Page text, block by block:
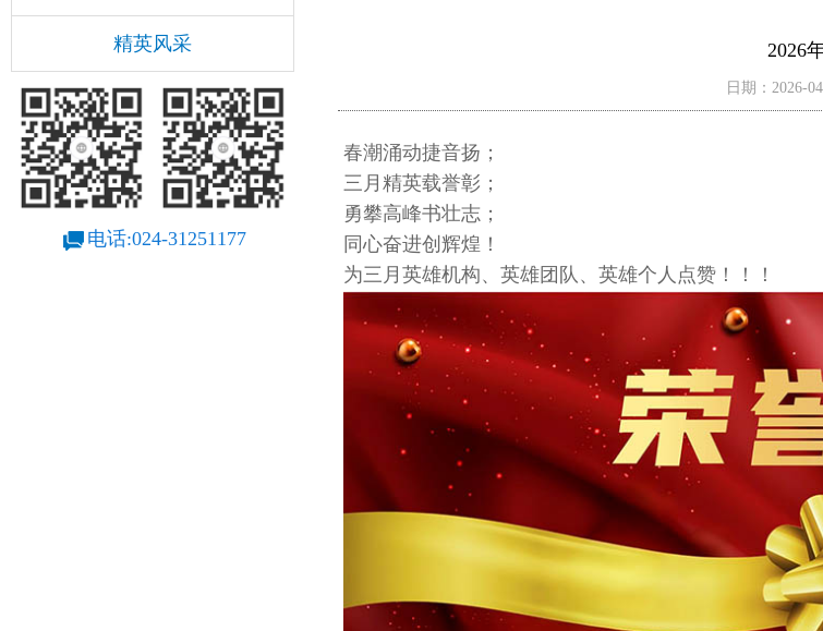
精英风采
电话:024-31251177
2026
日期：
春潮涌动捷音扬；
三月精英载誉彰；
勇攀高峰书壮志；
同心奋进创辉煌！
为三月英雄机构、英雄团队、英雄个人点赞！！！